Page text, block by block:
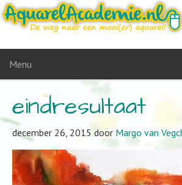
Menu
eindresultaat
december 26, 2015 door Margo van